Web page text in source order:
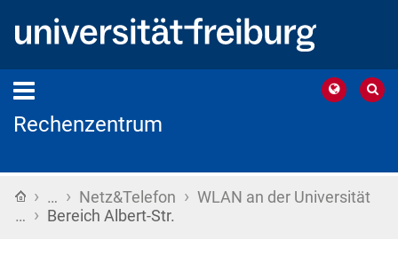
Rechenzentrum
Startseite
› … › Netz&Telefon › WLAN an der Universität
… › Bereich Albert-Str.